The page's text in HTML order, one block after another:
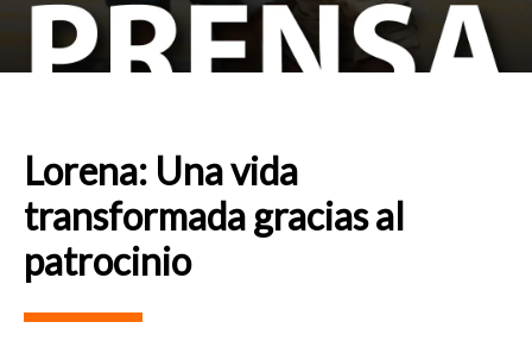
Lorena: Una vida
transformada gracias al
patrocinio